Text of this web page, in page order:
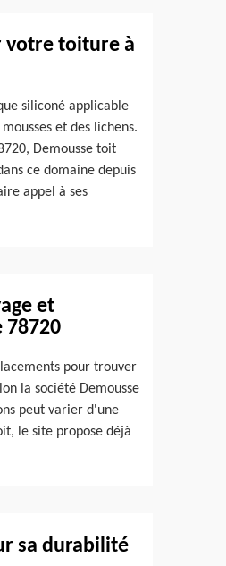
votre toiture à
siliconé applicable
et des lichens.
Demousse toit
ce domaine depuis
appel à ses
et
78720
pour trouver
la société Demousse
peut varier d'une
le site propose déjà
sa durabilité